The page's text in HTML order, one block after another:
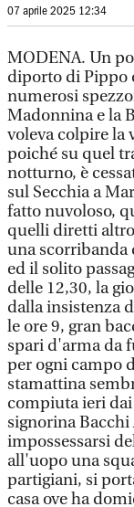
07 aprile 2025 12:34
MODENA. Un
diporto di Pippo
numerosi
Madonnina e la
voleva colpire la
poiché su quel
notturno, è
sul Secchia a
fatto nuvoloso,
quelli diretti
una scorribanda
ed il solito
delle 12,30, la
dalla insistenza
le ore 9, gran
spari d'arma da
per ogni campo
stamattina
compiuta ieri
signorina Bacchi
impossessarsi
all'uopo una
partigiani, si
casa ove ha